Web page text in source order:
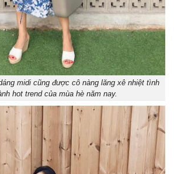
midi cũng được cô nàng lăng xê nhiệt tình
hot trend của mùa hè năm nay.